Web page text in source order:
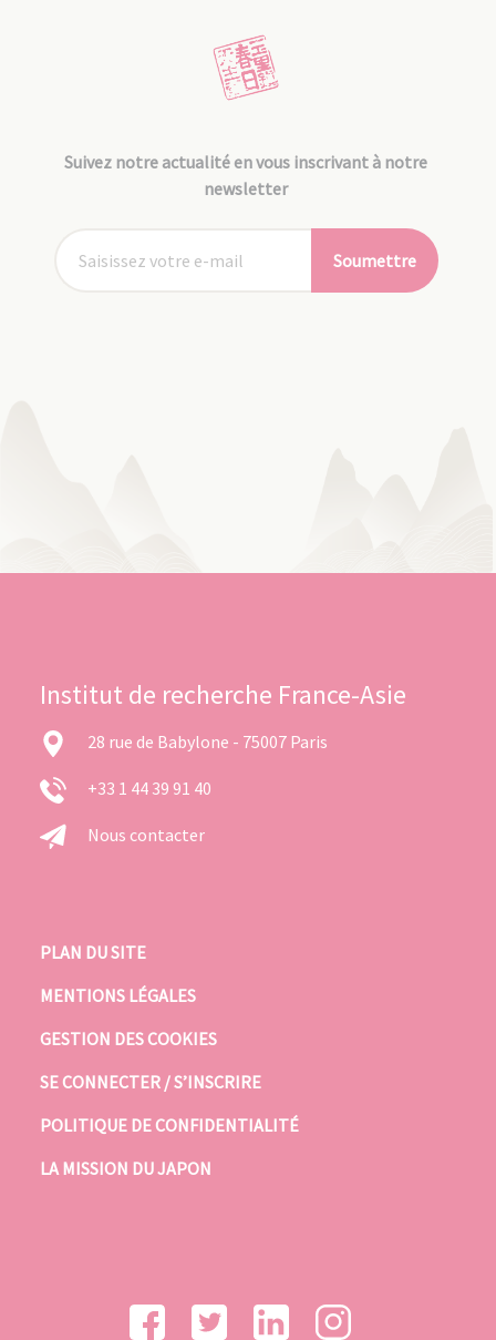
Suivez notre actualité en vous inscrivant à notre
newsletter
Soumettre
Institut de recherche France-Asie
28 rue de Babylone - 75007 Paris
+33 1 44 39 91 40
Nous contacter
PLAN DU SITE
MENTIONS LÉGALES
GESTION DES COOKIES
SE CONNECTER / S’INSCRIRE
POLITIQUE DE CONFIDENTIALITÉ
LA MISSION DU JAPON